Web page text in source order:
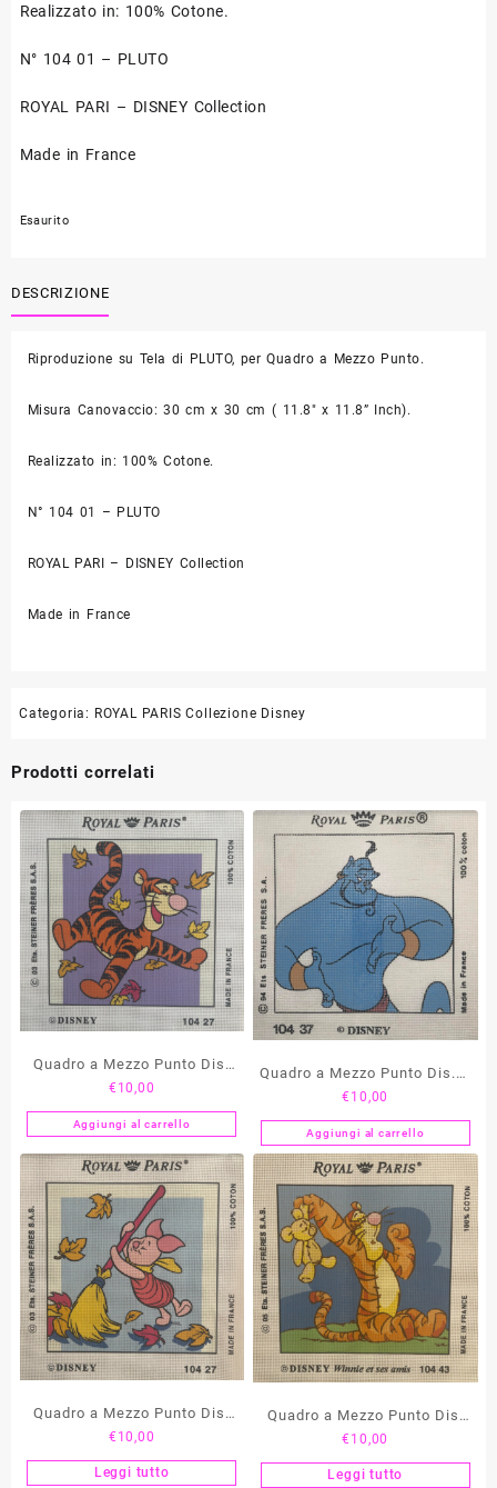
Realizzato in: 100% Cotone.
N° 104 01 – PLUTO
ROYAL PARI – DISNEY Collection
Made in France
Esaurito
DESCRIZIONE
Riproduzione su Tela di PLUTO, per Quadro a Mezzo Punto.
Misura Canovaccio: 30 cm x 30 cm ( 11.8″ x 11.8” Inch).
Realizzato in: 100% Cotone.
N° 104 01 – PLUTO
ROYAL PARI – DISNEY Collection
Made in France
Categoria: ROYAL PARIS Collezione Disney
Prodotti correlati
Quadro a Mezzo Punto Dis.
Tigro – 104 27
€ 10,00
Aggiungi al carrello
Quadro a Mezzo Punto Dis. Il
Genio di Aladin – 104 43
€ 10,00
Aggiungi al carrello
Quadro a Mezzo Punto Dis.
Pippi – 104 27
€ 10,00
Leggi tutto
Quadro a Mezzo Punto Dis.
Tigro – 104 43
€ 10,00
Leggi tutto